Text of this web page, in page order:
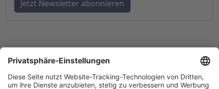
© 1998-2026by GSC Research GmbH
Datenschutz